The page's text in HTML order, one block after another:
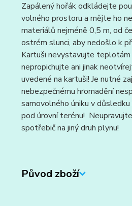
Zapálený hořák odkládejte
volného prostoru a mějte ho
materiálů nejméně 0,5 m, od
ostrém slunci, aby nedošlo k
Kartuši nevystavujte teplotám
nepropichujte ani jinak
uvedené na kartuši! Je nutné
nebezpečnému hromadění
samovolného úniku v
pod úrovní terénu!
spotřebič na jiný druh plynu!
Původ zboží